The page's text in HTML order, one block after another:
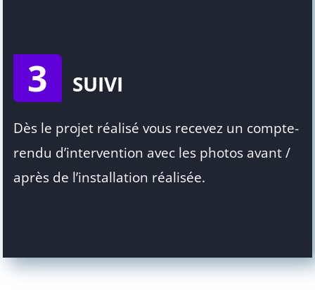
3 SUIVI
Dès le projet réalisé vous recevez un compte-
rendu d’intervention avec les photos avant /
après de l’installation réalisée.